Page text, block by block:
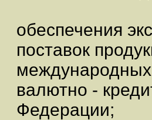
обеспечения
поставок
валютно -
Федерации;